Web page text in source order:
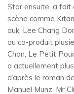
Star ensuite, a fait
scène comme
duk, Lee Chang
ou co-produit
Chan, Le Petit
a actuellement
d’après le roman
Manuel Munz, Mr